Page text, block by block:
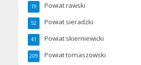
Powiat rawski
19
Powiat sieradzki
52
Powiat skierniewicki
41
Powiat tomaszowski
209